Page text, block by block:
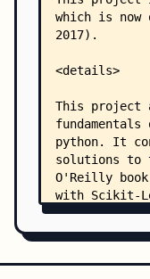
│
├──
├──
├──
│
├──
│
├──
│
├──
│
│